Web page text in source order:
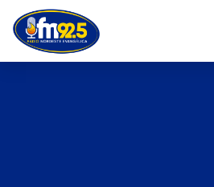
Previous